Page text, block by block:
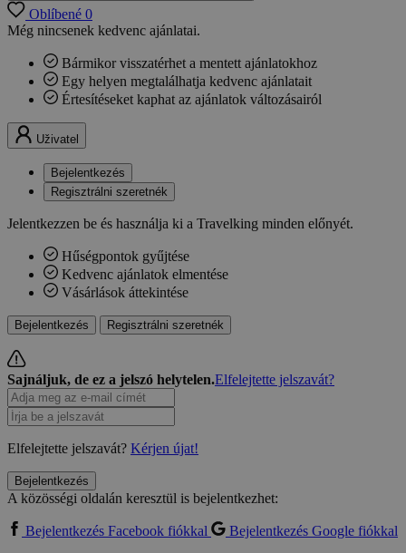
Oblíbené 0
Még nincsenek kedvenc ajánlatai.
Bármikor visszatérhet a mentett ajánlatokhoz
Egy helyen megtalálhatja kedvenc ajánlatait
Értesítéseket kaphat az ajánlatok változásairól
Uživatel
Bejelentkezés
Regisztrálni szeretnék
Jelentkezzen be és használja ki a Travelking minden előnyét.
Hűségpontok gyűjtése
Kedvenc ajánlatok elmentése
Vásárlások áttekintése
Bejelentkezés Regisztrálni szeretnék
Sajnáljuk, de ez a jelszó helytelen.Elfelejtette jelszavát?
Elfelejtette jelszavát? Kérjen újat!
Bejelentkezés
A közösségi oldalán keresztül is bejelentkezhet:
Bejelentkezés Facebook fiókkal
Bejelentkezés Google fiókkal